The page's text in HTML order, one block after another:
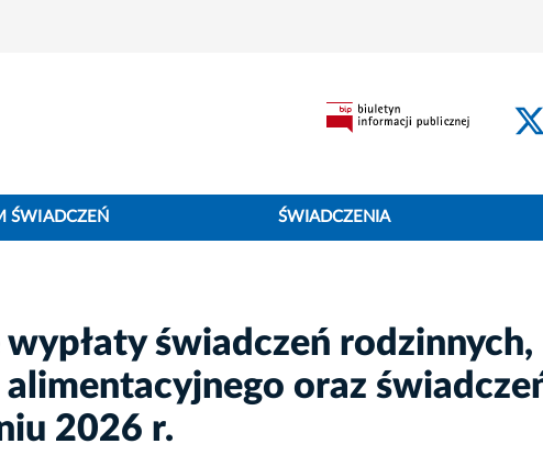
ŚWIADCZEŃ ŚWIADCZENIA
świadczeń rodzinnych,
oraz
2026 r.